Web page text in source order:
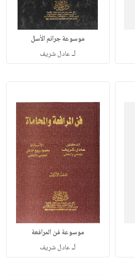
موسوعة جرائم الأسل
لـعادل شريف
موسوعة فن المرافعة
لـعادل شريف